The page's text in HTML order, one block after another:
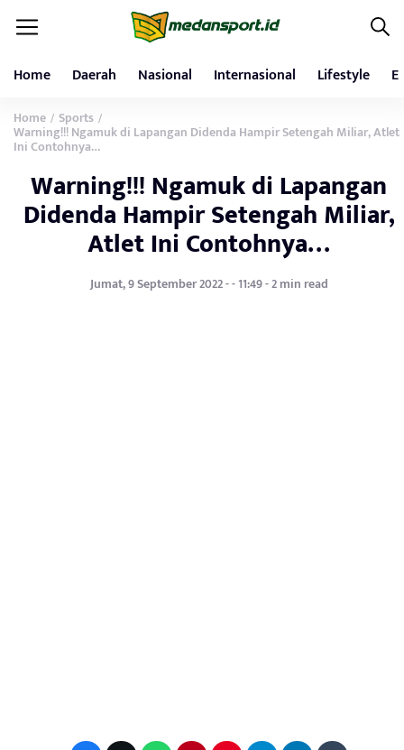
Home Daerah Nasional Internasional Lifestyle
Home / Sports /
Warning!!! Ngamuk di Lapangan Didenda Hampir Setengah Miliar, Atlet
Ini Contohnya…
Warning!!! Ngamuk di Lapangan
Didenda Hampir Setengah Miliar,
Atlet Ini Contohnya…
Jumat, 9 September 2022 - - 11:49 - 2 min read